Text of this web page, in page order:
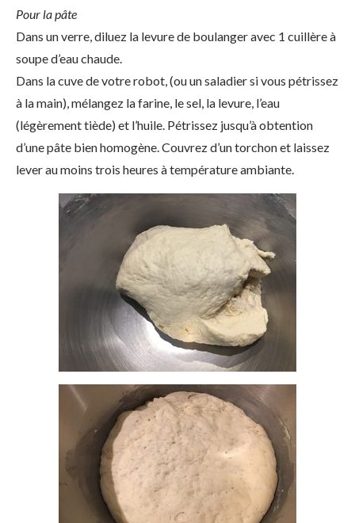
Pour la pâte
Dans un verre, diluez la levure de boulanger avec 1 cuillère à
soupe d’eau chaude.
Dans la cuve de votre robot, (ou un saladier si vous pétrissez
à la main), mélangez la farine, le sel, la levure, l’eau
(légèrement tiède) et l’huile. Pétrissez jusqu’à obtention
d’une pâte bien homogène. Couvrez d’un torchon et laissez
lever au moins trois heures à température ambiante.